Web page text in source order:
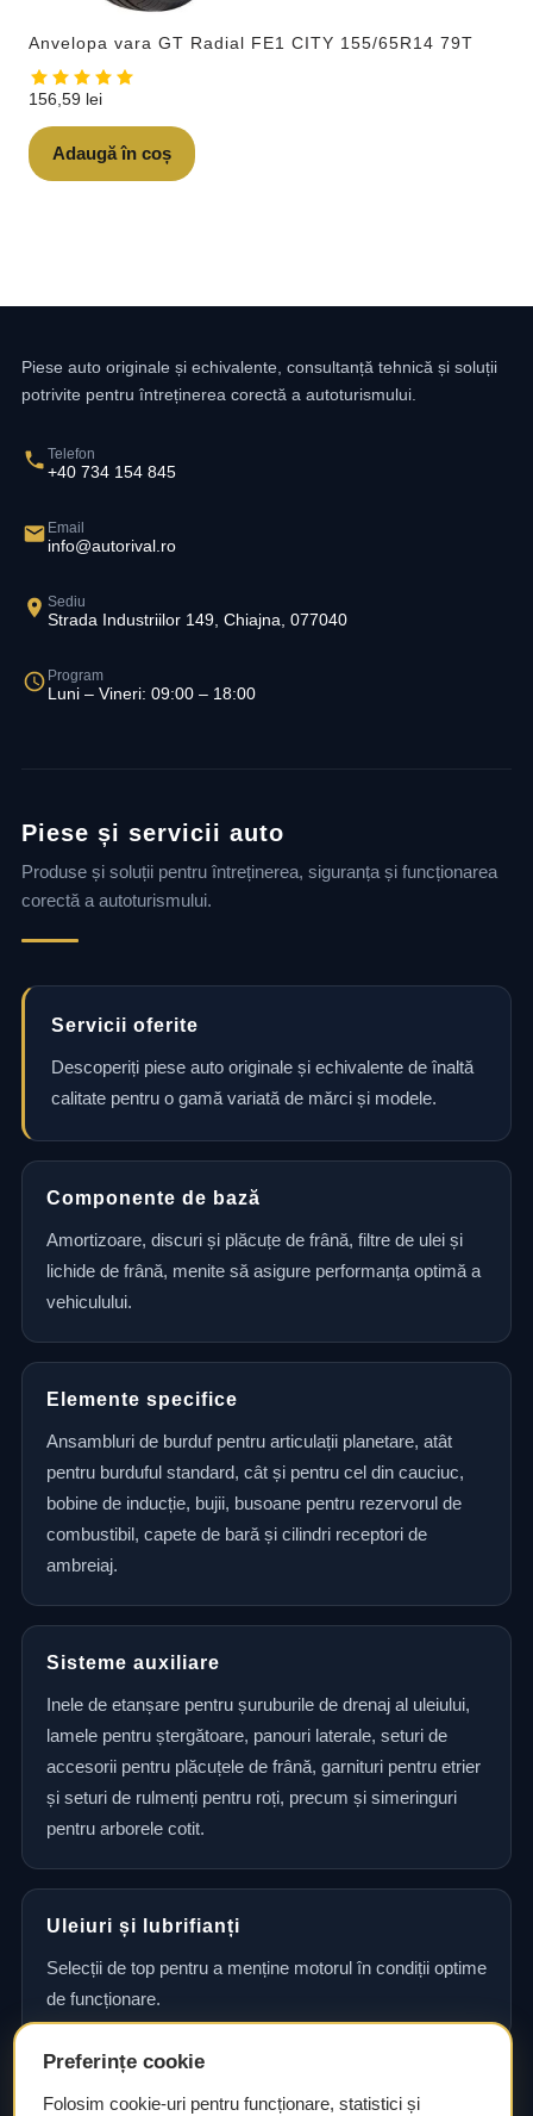
Anvelopa vara GT Radial FE1 CITY 155/65R14 79T
156,59 lei
Adaugă în coș
Piese auto originale și echivalente, consultanță tehnică și soluții
potrivite pentru întreținerea corectă a autoturismului.
Telefon
+40 734 154 845
Email
info@autorival.ro
Sediu
Strada Industriilor 149, Chiajna, 077040
Program
Luni – Vineri: 09:00 – 18:00
Piese și servicii auto
Produse și soluții pentru întreținerea, siguranța și funcționarea
corectă a autoturismului.
Servicii oferite
Descoperiți piese auto originale și echivalente de înaltă
calitate pentru o gamă variată de mărci și modele.
Componente de bază
Amortizoare, discuri și plăcuțe de frână, filtre de ulei și
lichide de frână, menite să asigure performanța optimă a
vehiculului.
Elemente specifice
Ansambluri de burduf pentru articulații planetare, atât
pentru burduful standard, cât și pentru cel din cauciuc,
bobine de inducție, bujii, busoane pentru rezervorul de
combustibil, capete de bară și cilindri receptori de
ambreiaj.
Sisteme auxiliare
Inele de etanșare pentru șuruburile de drenaj al uleiului,
lamele pentru ștergătoare, panouri laterale, seturi de
accesorii pentru plăcuțele de frână, garnituri pentru etrier
și seturi de rulmenți pentru roți, precum și simeringuri
pentru arborele cotit.
Uleiuri și lubrifianți
Selecții de top pentru a menține motorul în condiții optime
de funcționare.
Consultanță și asistență tehnică
Preferințe cookie
Folosim cookie-uri pentru funcționare, statistici și